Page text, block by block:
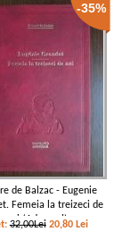
-35%
de Balzac - Eugenie
Femeia la treizeci de
ani (Adevarul)
32,00Lei 20,80 Lei